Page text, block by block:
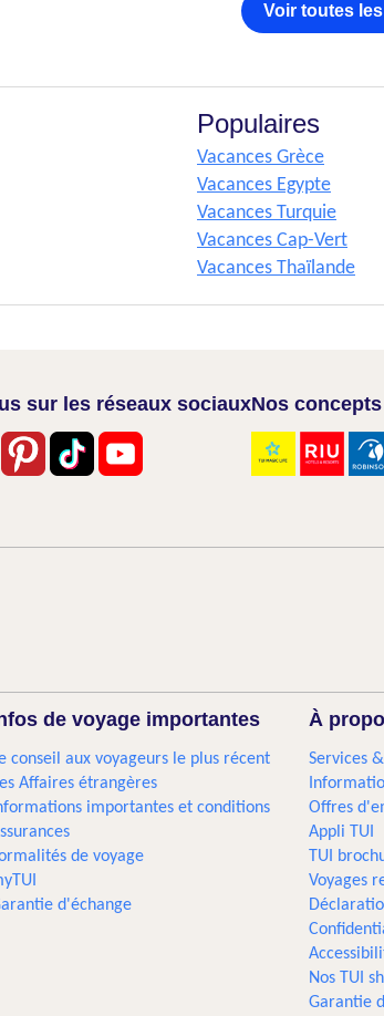
Voir toutes
Populaires
Vacances Grèce
Vacances Egypte
Vacances Turquie
Vacances Cap-Vert
Vacances Thaïlande
sur les réseaux sociauxNos
de voyage importantes
conseil aux voyageurs le plus récent
Affaires étrangères
importantes et conditions
de voyage
d'échange
À
Services
Offres
Appli TUI
TUI
Voyages
Nos TUI
Garantie